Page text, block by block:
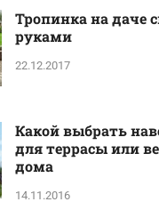
Тропинка на даче
руками
22.12.2017
Какой выбрать
для террасы или
дома
14.11.2016